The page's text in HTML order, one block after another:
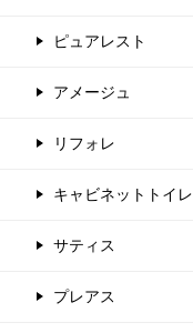
ピュアレスト
アメージュ
リフォレ
キャビネットトイレ
サティス
プレアス